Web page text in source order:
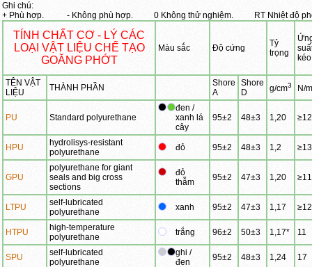
Ghi chú:
+ Phù hợp. - Không phù hợp. 0 Không thử nghiệm. RT Nhiệt độ
TÍNH CHẤT CƠ - LÝ CÁC
LOẠI VẬT LIỆU CHẾ TẠO
GOĂNG PHỚT
Màu sắc Độ cứng
Tỷ
trọng
kéo
TÊN VẬT
LIỆU
THÀNH PHẦN
Shore
A
Shore
D
g/cm3 N/
PU Standard polyurethane
đen /
xanh lá
cây
95±2 48±3 1,20 ≥12
HPU
hydrolisys-resistant
polyurethane
đỏ 95±2 48±3 1,2 ≥13
GPU
polyurethane for giant
seals and big cross
sections
đỏ
thẫm
95±2 47±3 1,20 ≥11
LTPU
self-lubricated
polyurethane
xanh 95±2 47±3 1,17 ≥12
HTPU
high-temperature
polyurethane
trắng 96±2 50±3 1,17* 11
SPU
self-lubricated
polyurethane
ghi /
đen
95±2 48±3 1,24 17